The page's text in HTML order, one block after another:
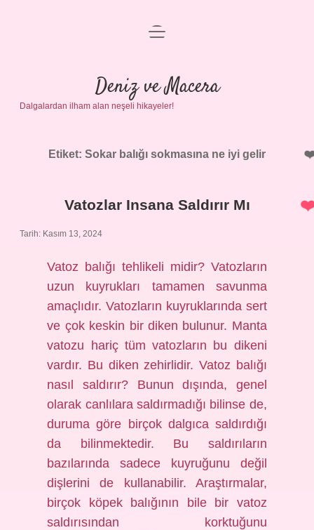
Anasayfa
Gizlilik Politikası
Yasal Uyarı
menüyü
Deniz ve Macera
Dalgalardan ilham alan neşeli hikayeler!
Etiket: Sokar balığı sokmasına ne iyi gelir
Vatozlar Insana Saldırır Mı
Tarih: Kasım 13, 2024
Vatoz balığı tehlikeli midir? Vatozların
uzun kuyrukları tamamen savunma
amaçlıdır. Vatozların kuyruklarında sert
ve çok keskin bir diken bulunur. Manta
vatozu hariç tüm vatozların bu dikeni
vardır. Bu diken zehirlidir. Vatoz balığı
nasıl saldırır? Bunun dışında, genel
olarak canlılara saldırmadığı bilinse de,
duruma göre birçok dalgıca saldırdığı
da bilinmektedir. Bu saldırıların
bazılarında sadece kuyruğunu değil
dişlerini de kullanabilir. Araştırmalar,
birçok köpek balığının bile bir vatoz
saldırısından korktuğunu